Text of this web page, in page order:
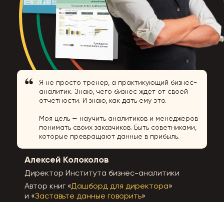
Я не просто тренер, а практикующий бизнес-
аналитик. Знаю, чего бизнес ждет от своей
отчетности. И знаю, как дать ему это.
Моя цель — научить аналитиков и менеджеров
понимать своих заказчиков. Быть советниками,
которые превращают данные в прибыль.
Алексей Колоколов
Директор Института бизнес-аналитики
Автор книг «Дашборд для директора»
и «Заставьте данные говорить»